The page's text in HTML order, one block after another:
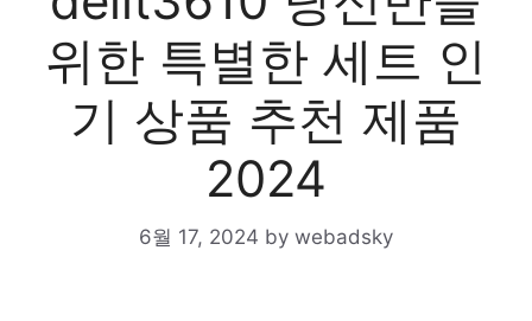
위한 특별한 세트 인
기 상품 추천 제품
2024
6월 17, 2024 by webadsky